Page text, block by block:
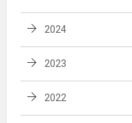
2024
2023
2022